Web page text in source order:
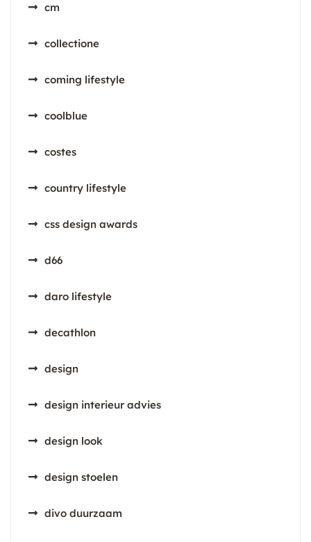
cm
collectione
coming lifestyle
coolblue
costes
country lifestyle
css design awards
d66
daro lifestyle
decathlon
design
design interieur advies
design look
design stoelen
divo duurzaam